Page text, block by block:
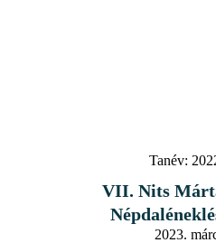
Tanév:
VII. Nits
2023.